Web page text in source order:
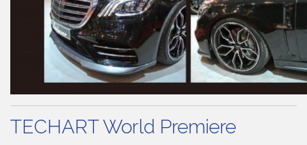
TECHART World Premiere